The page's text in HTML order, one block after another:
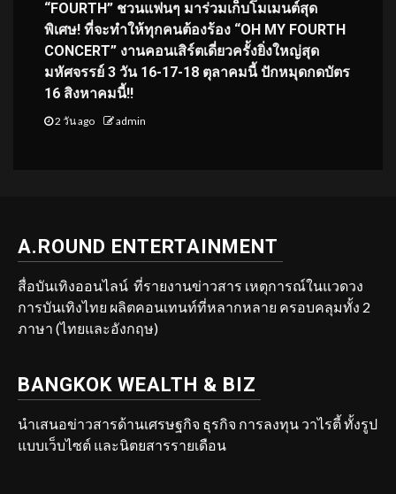
“FOURTH” ชวนแฟนๆ มาร่วมเก็บโมเมนต์สุด
พิเศษ! ที่จะทำให้ทุกคนต้องร้อง “OH MY FOURTH
CONCERT” งานคอนเสิร์ตเดี่ยวครั้งยิ่งใหญ่สุด
มหัศจรรย์ 3 วัน 16-17-18 ตุลาคมนี้ ปักหมุดกดบัตร
16 สิงหาคมนี้!!
2 วัน ago admin
A.ROUND ENTERTAINMENT
สื่อบันเทิงออนไลน์ ที่รายงานข่าวสาร เหตุการณ์ในแวดวง
การบันเทิงไทย ผลิตคอนเทนท์ที่หลากหลาย ครอบคลุมทั้ง 2
ภาษา (ไทยและอังกฤษ)
BANGKOK WEALTH & BIZ
นำเสนอข่าวสารด้านเศรษฐกิจ ธุรกิจ การลงทุน วาไรตี้ ทั้งรูป
แบบเว็บไซต์ และนิตยสารรายเดือน